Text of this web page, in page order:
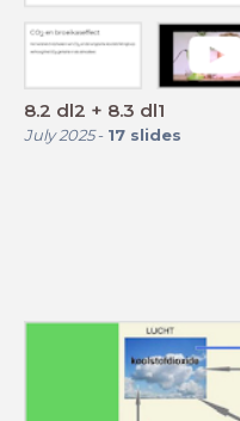
8.2 dl2 + 8.3 dl1
July 2025- 17 slides